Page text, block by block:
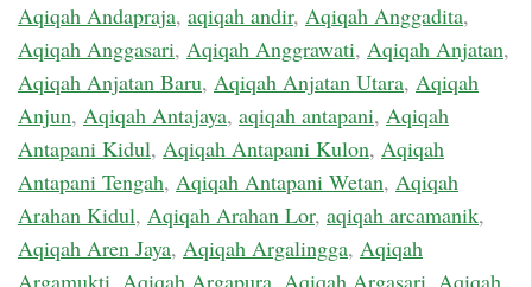
Aqiqah Andapraja, aqiqah andir, Aqiqah Anggadita,
Aqiqah Anggasari, Aqiqah Anggrawati, Aqiqah Anjatan,
Aqiqah Anjatan Baru, Aqiqah Anjatan Utara, Aqiqah
Anjun, Aqiqah Antajaya, aqiqah antapani, Aqiqah
Antapani Kidul, Aqiqah Antapani Kulon, Aqiqah
Antapani Tengah, Aqiqah Antapani Wetan, Aqiqah
Arahan Kidul, Aqiqah Arahan Lor, aqiqah arcamanik,
Aqiqah Aren Jaya, Aqiqah Argalingga, Aqiqah